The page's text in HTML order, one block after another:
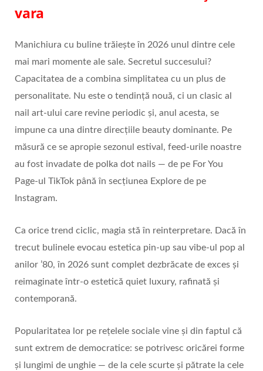
vara
Manichiura cu buline trăiește în 2026 unul dintre cele
mai mari momente ale sale. Secretul succesului?
Capacitatea de a combina simplitatea cu un plus de
personalitate. Nu este o tendință nouă, ci un clasic al
nail art‑ului care revine periodic și, anul acesta, se
impune ca una dintre direcțiile beauty dominante. Pe
măsură ce se apropie sezonul estival, feed‑urile noastre
au fost invadate de polka dot nails — de pe For You
Page-ul TikTok până în secțiunea Explore de pe
Instagram.
Ca orice trend ciclic, magia stă în reinterpretare. Dacă în
trecut bulinele evocau estetica pin‑up sau vibe‑ul pop al
anilor ’80, în 2026 sunt complet dezbrăcate de exces și
reimaginate într‑o estetică quiet luxury, rafinată și
contemporană.
Popularitatea lor pe rețelele sociale vine și din faptul că
sunt extrem de democratice: se potrivesc oricărei forme
și lungimi de unghie — de la cele scurte și pătrate la cele